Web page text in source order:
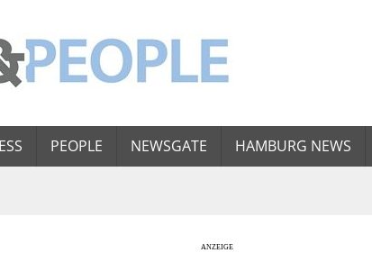
PEOPLE NEWSGATE HAMBURG NEWS